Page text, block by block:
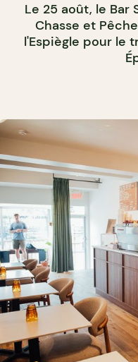
Le 25 août, le Bar
Chasse et
l'Espiègle pour le